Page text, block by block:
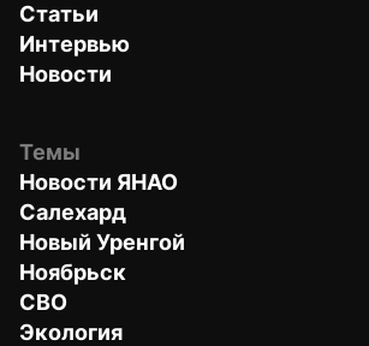
Статьи
Интервью
Новости
Темы
Новости ЯНАО
Салехард
Новый Уренгой
Ноябрьск
СВО
Экология